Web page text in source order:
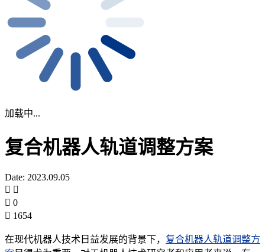
加载中...
复合机器人轨道调整方案
Date: 2023.09.05
0
1654
在现代机器人技术日益发展的背景下， 复合机器人轨道调整方